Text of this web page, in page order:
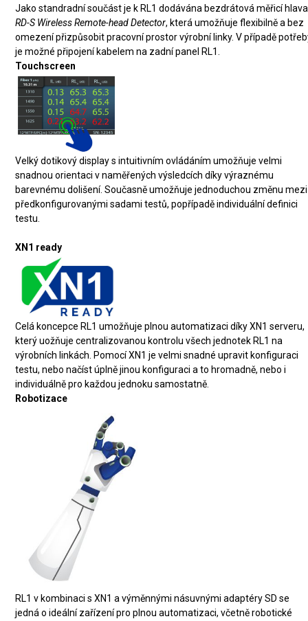
Jako standradní součást je k RL1 dodávána bezdrátová měřicí
RD-S Wireless Remote-head Detector, která umožňuje flexibilně a bez
omezení přizpůsobit pracovní prostor výrobní linky. V případě
je možné připojení kabelem na zadní panel RL1.
Touchscreen
Velký dotikový display s intuitivním ovládáním umožňuje velmi
snadnou orientaci v naměřených výsledcích díky výraznému
barevnému dolišení. Současně umožňuje jednoduchou změnu mezi
předkonfigurovanými sadami testů, popřípadě individuální definici
testu.
XN1 ready
Celá koncepce RL1 umožňuje plnou automatizaci díky XN1 serveru,
který uožňuje centralizovanou kontrolu všech jednotek RL1 na
výrobních linkách. Pomocí XN1 je velmi snadné upravit konfiguraci
testu, nebo načíst úplně jinou konfiguraci a to hromadně, nebo i
individuálně pro každou jednoku samostatně.
Robotizace
RL1 v kombinaci s XN1 a výměnnými násuvnými adaptéry SD se
jedná o ideální zařízení pro plnou automatizaci, včetně robotické